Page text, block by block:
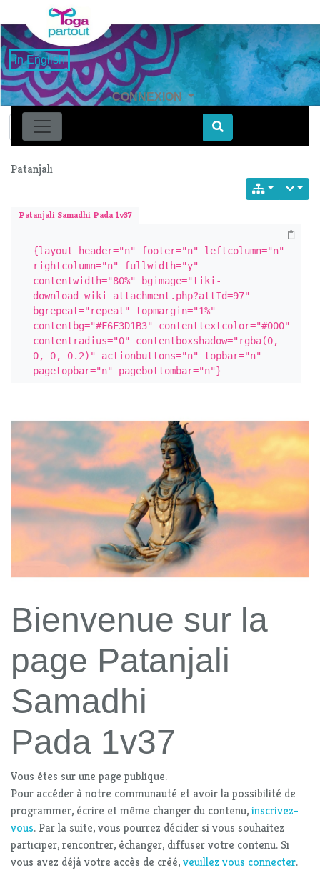
in English
CONNEXION
Find
Patanjali
Patanjali Samadhi Pada 1v37
{layout header="n" footer="n" leftcolumn="n"
rightcolumn="n" fullwidth="y"
contentwidth="80%" bgimage="tiki-
download_wiki_attachment.php?attId=97"
bgrepeat="repeat" topmargin="1%"
contentbg="#F6F3D1B3" contenttextcolor="#000"
contentradius="0" contentboxshadow="rgba(0,
0, 0, 0.2)" actionbuttons="n" topbar="n"
pagetopbar="n" pagebottombar="n"}
Bienvenue sur la
page Patanjali
Samadhi
Pada 1v37
Vous êtes sur une page publique.
Pour accéder à notre communauté et avoir la possibilité de
programmer, écrire et même changer du contenu,inscrivez-
vous. Par la suite, vous pourrez décider si vous souhaitez
participer, rencontrer, échanger, diffuser votre contenu. Si
vous avez déjà votre accès de créé,veuillez vous connecter.